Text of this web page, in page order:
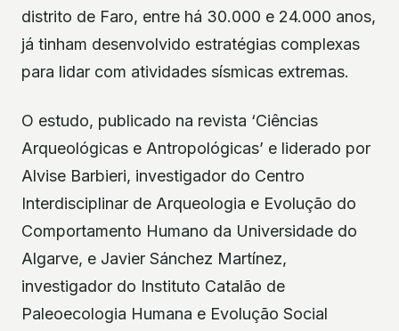
distrito de Faro, entre há 30.000 e 24.000 anos,
já tinham desenvolvido estratégias complexas
para lidar com atividades sísmicas extremas.
O estudo, publicado na revista ‘Ciências
Arqueológicas e Antropológicas’ e liderado por
Alvise Barbieri, investigador do Centro
Interdisciplinar de Arqueologia e Evolução do
Comportamento Humano da Universidade do
Algarve, e Javier Sánchez Martínez,
investigador do Instituto Catalão de
Paleoecologia Humana e Evolução Social